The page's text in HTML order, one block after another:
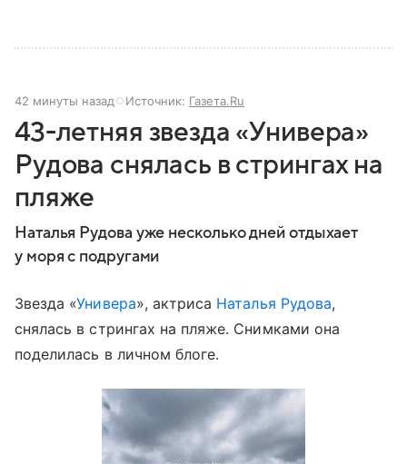
42 минуты назад Источник: Газета.Ru
43-летняя звезда «Универа»
Рудова снялась в стрингах на
пляже
Наталья Рудова уже несколько дней отдыхает
у моря с подругами
Звезда «Универа», актриса Наталья Рудова,
снялась в стрингах на пляже. Снимками она
поделилась в личном блоге.